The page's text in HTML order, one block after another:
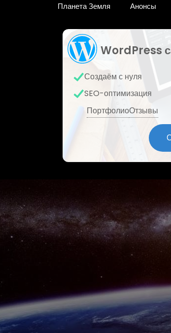
Планета Земля Анонсы
WordPress
Создаём с нуля
SEO-оптимизация
ПортфолиоОтзывы